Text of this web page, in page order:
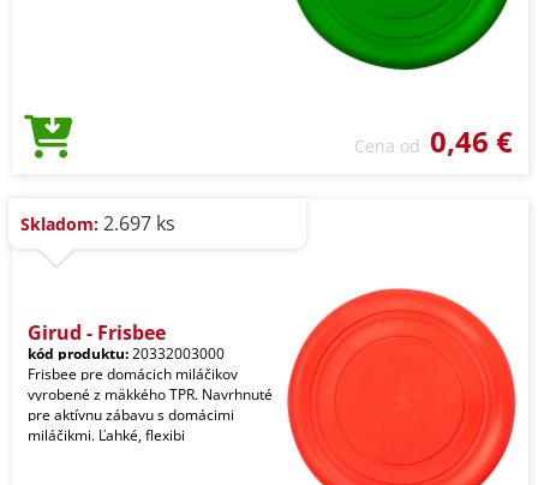
Cena od 0,46 €
Skladom: 2.697 ks
Girud - Frisbee
kód produktu:20332003000
Frisbee pre domácich miláčikov
vyrobené z mäkkého TPR. Navrhnuté
pre aktívnu zábavu s domácimi
miláčikmi. Ľahké, flexibi